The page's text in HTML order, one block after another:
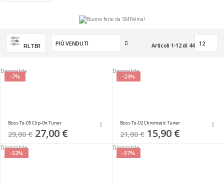
FILTER
Imposta
Articoli 1-12di 44
-7%
Disponibile
Boss Tu-05 Clip-On Tuner
29,00 € Special
Price
27,00 €
-24%
Disponibile
Boss Tu-02 Chromatic Tuner
21,00 € Special
Price
15,90 €
-32%
Disponibile
-37%
Disponibile